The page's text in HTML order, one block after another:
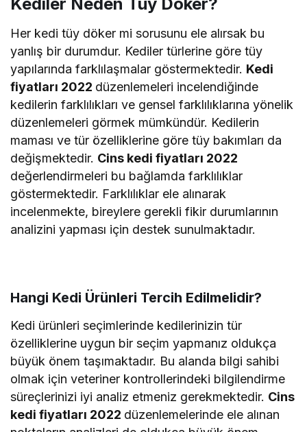
Her kedi tüy döker mi sorusunu ele alırsak bu
yanlış bir durumdur. Kediler türlerine göre tüy
yapılarında farklılaşmalar göstermektedir. Kedi
fiyatları 2022 düzenlemeleri incelendiğinde
kedilerin farklılıkları ve gensel farklılıklarına yönelik
düzenlemeleri görmek mümkündür. Kedilerin
maması ve tür özelliklerine göre tüy bakımları da
değişmektedir. Cins kedi fiyatları 2022
değerlendirmeleri bu bağlamda farklılıklar
göstermektedir. Farklılıklar ele alınarak
incelenmekte, bireylere gerekli fikir durumlarının
analizini yapması için destek sunulmaktadır.
Hangi Kedi Ürünleri Tercih Edilmelidir?
Kedi ürünleri seçimlerinde kedilerinizin tür
özelliklerine uygun bir seçim yapmanız oldukça
büyük önem taşımaktadır. Bu alanda bilgi sahibi
olmak için veteriner kontrollerindeki bilgilendirme
süreçlerinizi iyi analiz etmeniz gerekmektedir. Cins
kedi fiyatları 2022 düzenlemelerinde ele alınan